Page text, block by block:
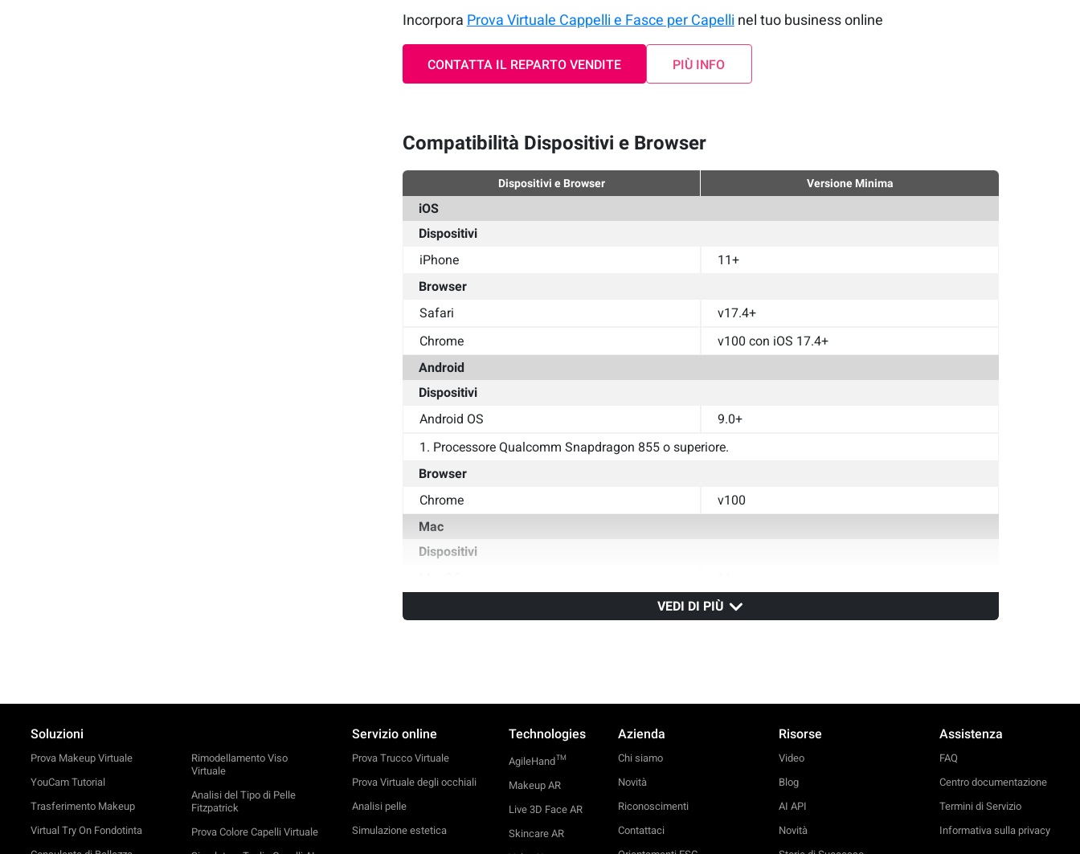
Incorpora Prova Virtuale Cappelli e Fasce per Capelli nel tuo business online
CONTATTA IL REPARTO VENDITE PIÙ INFO
Compatibilità Dispositivi e Browser
Dispositivi e Browser Versione Minima
iOS
Dispositivi
iPhone
11+
Browser
Safari
v17.4+
Chrome
v100 con iOS 17.4+
Android
Dispositivi
Android OS
9.0+
1. Processore Qualcomm Snapdragon 855 o superiore.
Browser
Chrome
v100
Mac
Dispositivi
VEDI DI PIÙ
Soluzioni
Prova Makeup Virtuale
YouCam Tutorial
Trasferimento Makeup
Virtual Try On Fondotinta
Rimodellamento Viso
Virtuale
Analisi del Tipo di Pelle
Fitzpatrick
Prova Colore Capelli Virtuale
Servizio online
Prova Trucco Virtuale
Prova Virtuale degli occhiali
Analisi pelle
Simulazione estetica
Technologies
AgileHandTM
Makeup AR
Live 3D Face AR
Skincare AR
Azienda
Chi siamo
Novità
Riconoscimenti
Contattaci
Risorse
Video
Blog
AI API
Novità
Assistenza
FAQ
Centro documentazione
Termini di Servizio
Informativa sulla privacy